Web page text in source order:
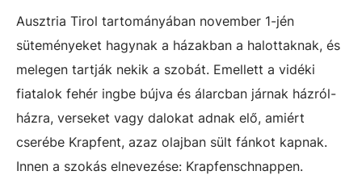
Ausztria Tirol tartományában november 1-jén
süteményeket hagynak a házakban a halottaknak, és
melegen tartják nekik a szobát. Emellett a vidéki
fiatalok fehér ingbe bújva és álarcban járnak házról-
házra, verseket vagy dalokat adnak elő, amiért
cserébe Krapfent, azaz olajban sült fánkot kapnak.
Innen a szokás elnevezése: Krapfenschnappen.